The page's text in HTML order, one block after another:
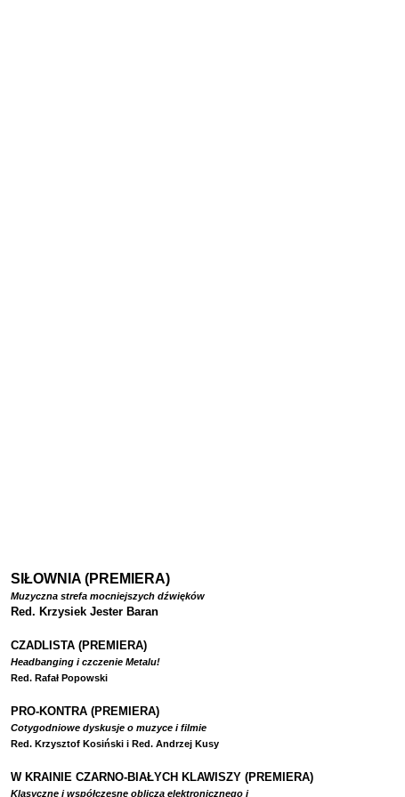
SIŁOWNIA (PREMIERA)
Muzyczna strefa mocniejszych dźwięków
Red. Krzysiek Jester Baran
CZADLISTA (PREMIERA)
Headbanging i czczenie Metalu!
Red. Rafał Popowski
PRO-KONTRA (PREMIERA)
Cotygodniowe dyskusje o muzyce i filmie
Red. Krzysztof Kosiński i Red. Andrzej Kusy
W KRAINIE CZARNO-BIAŁYCH KLAWISZY (PREMIERA)
Klasyczne i współczesne oblicza elektronicznego i